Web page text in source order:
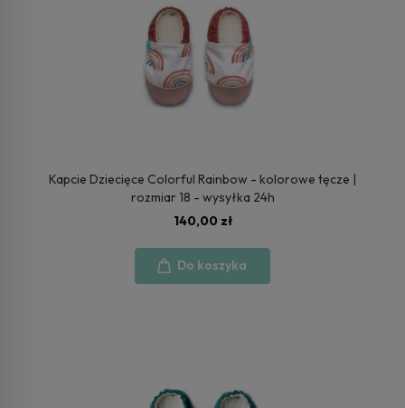
Kapcie Dziecięce Colorful Rainbow - kolorowe tęcze |
rozmiar 18 - wysyłka 24h
140,00 zł
Do koszyka